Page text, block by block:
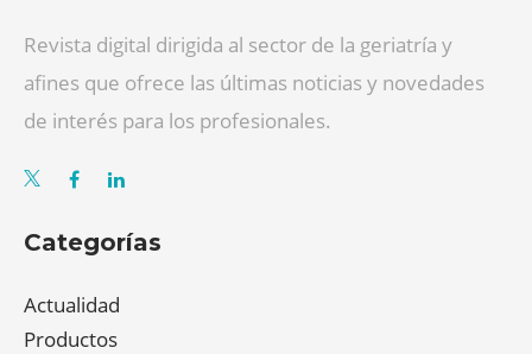
Revista digital dirigida al sector de la geriatría y
afines que ofrece las últimas noticias y novedades
de interés para los profesionales.
Categorías
Actualidad
Productos